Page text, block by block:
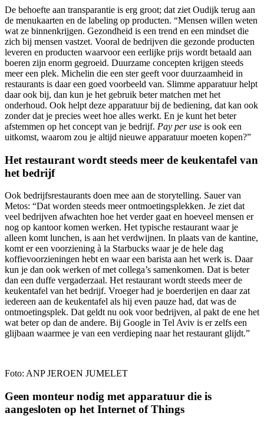
De behoefte aan transparantie is erg groot; dat ziet Oudijk terug aan
de menukaarten en de labeling op producten. “Mensen willen weten
wat ze binnenkrijgen. Gezondheid is een trend en een mindset die
zich bij mensen vastzet. Vooral de bedrijven die gezonde producten
leveren en producten waarvoor een eerlijke prijs wordt betaald aan
boeren zijn enorm gegroeid. Duurzame concepten krijgen steeds
meer een plek. Michelin die een ster geeft voor duurzaamheid in
restaurants is daar een goed voorbeeld van. Slimme apparatuur helpt
daar ook bij, dan kun je het gebruik beter matchen met het
onderhoud. Ook helpt deze apparatuur bij de bediening, dat kan ook
zonder dat je precies weet hoe alles werkt. En je kunt het beter
afstemmen op het concept van je bedrijf. Pay per use is ook een
uitkomst, waarom zou je altijd nieuwe apparatuur moeten kopen?”
Het restaurant wordt steeds meer de keukentafel van
het bedrijf
Ook bedrijfsrestaurants doen mee aan de storytelling. Sauer van
Metos: “Dat worden steeds meer ontmoetingsplekken. Je ziet dat
veel bedrijven afwachten hoe het verder gaat en hoeveel mensen er
nog op kantoor komen werken. Het typische restaurant waar je
alleen komt lunchen, is aan het verdwijnen. In plaats van de kantine,
komt er een voorziening à la Starbucks waar je de hele dag
koffievoorzieningen hebt en waar een barista aan het werk is. Daar
kun je dan ook werken of met collega’s samenkomen. Dat is beter
dan een duffe vergaderzaal. Het restaurant wordt steeds meer de
keukentafel van het bedrijf. Vroeger had je boerderijen en daar zat
iedereen aan de keukentafel als hij even pauze had, dat was de
ontmoetingsplek. Dat geldt nu ook voor bedrijven, al pakt de ene het
wat beter op dan de andere. Bij Google in Tel Aviv is er zelfs een
glijbaan waarmee je van een verdieping naar het restaurant glijdt.”
Foto: ANP JEROEN JUMELET
Geen monteur nodig met apparatuur die is
aangesloten op het Internet of Things